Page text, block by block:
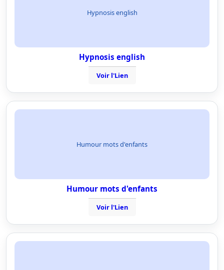
Hypnosis english
Hypnosis english
Voir l'Lien
Humour mots d'enfants
Humour mots d'enfants
Voir l'Lien